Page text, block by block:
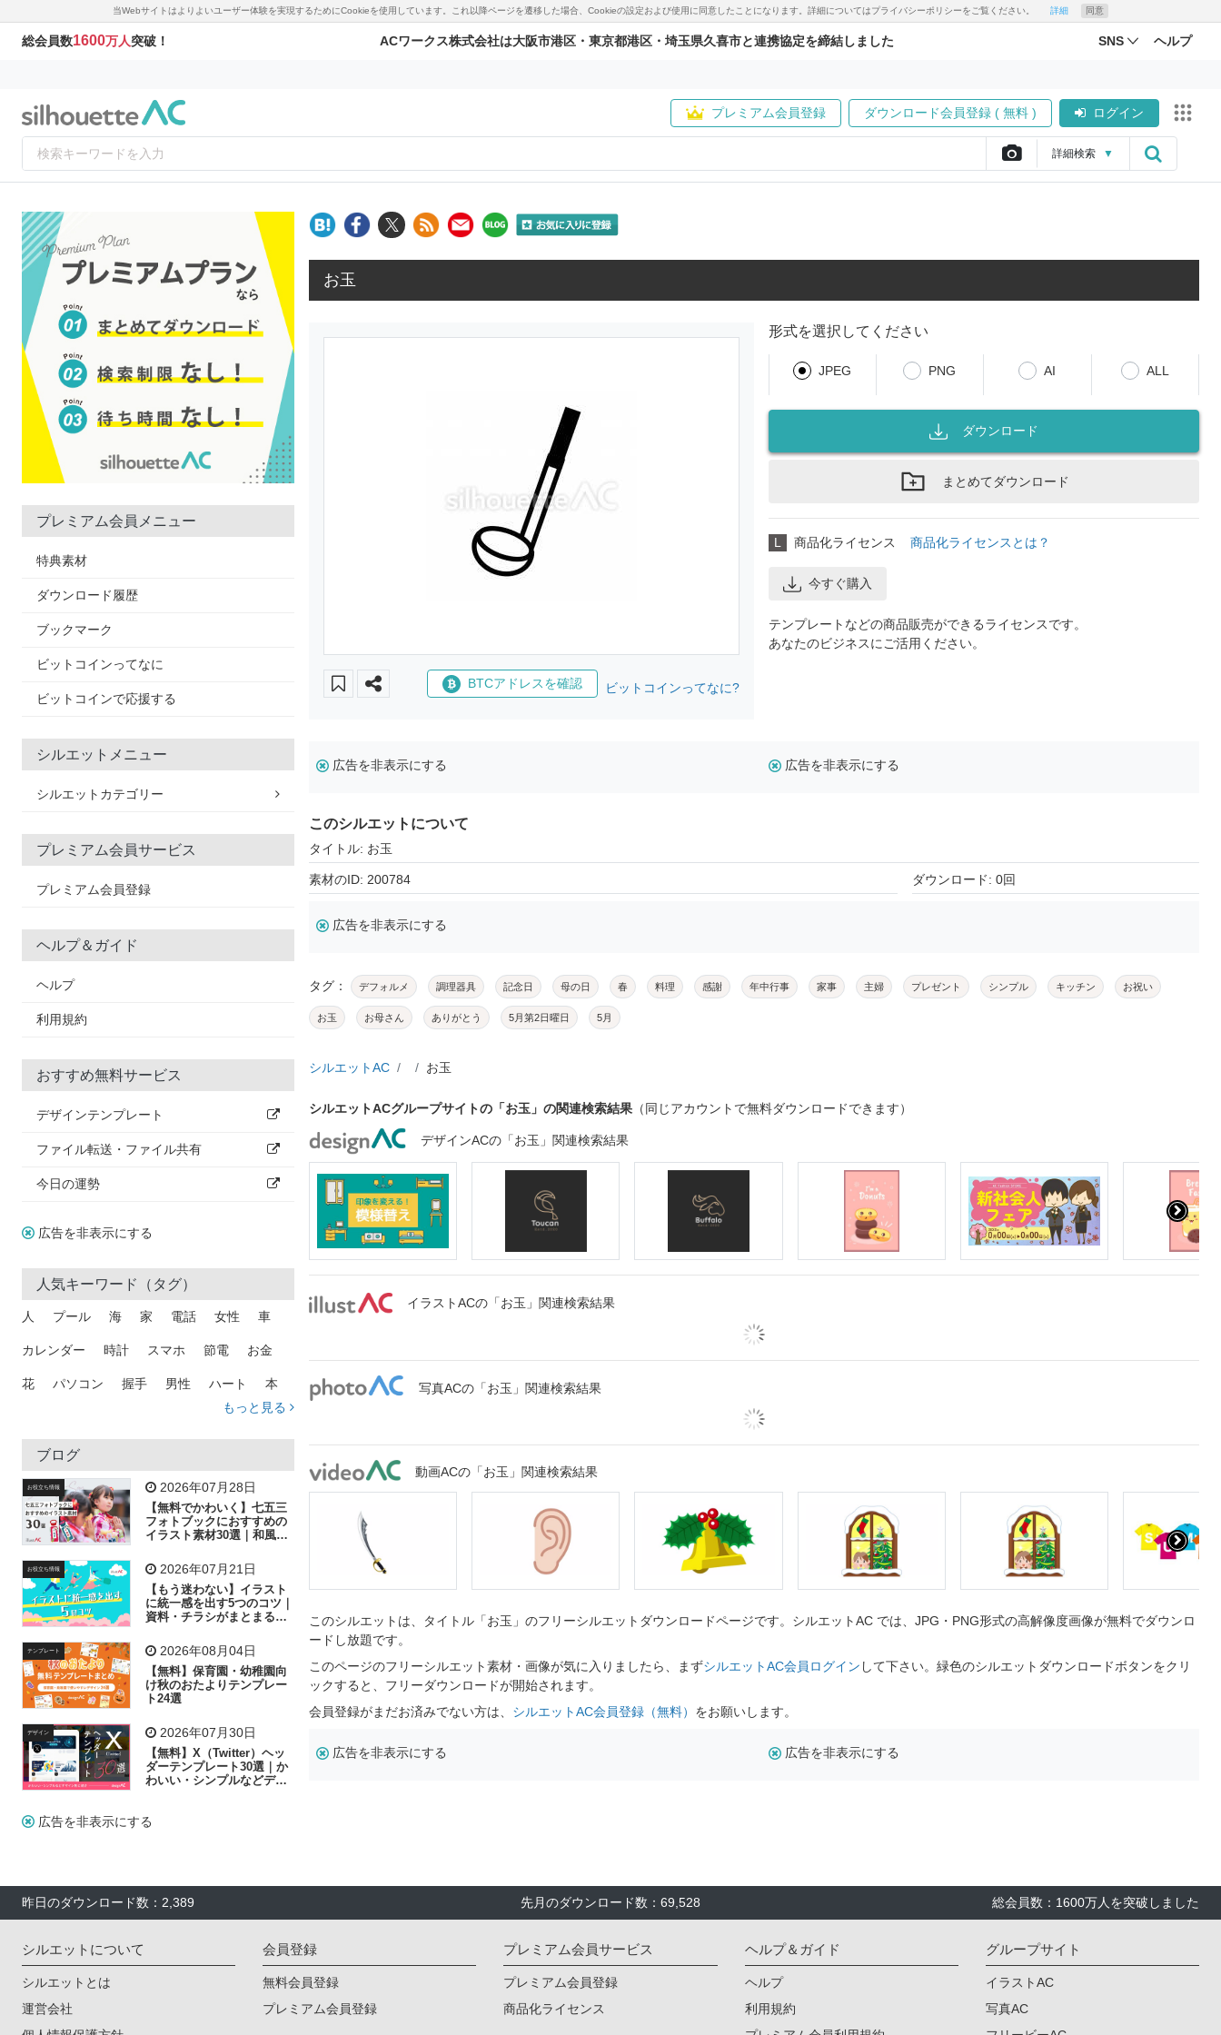
当Webサイトはよりよいユーザー体験を実現するためにCookieを使用しています。これ以降ページを遷移した場合、Cookieの設定および使用に同意したことになります。詳細についてはプライバシーポリシーをご覧ください。 詳細 同意
総会員数1600万人突破！ ACワークス株式会社は大阪市港区・東京都港区・埼玉県久喜市と連携協定を締結しました SNS ヘルプ
プレミアム会員登録 ダウンロード会員登録 ( 無料 ) ログイン
詳細検索 ▼
プレミアム会員メニュー
特典素材
ダウンロード履歴
ブックマーク
ビットコインってなに
ビットコインで応援する
シルエットメニュー
シルエットカテゴリー
プレミアム会員サービス
プレミアム会員登録
ヘルプ＆ガイド
ヘルプ
利用規約
おすすめ無料サービス
デザインテンプレート
ファイル転送・ファイル共有
今日の運勢
広告を非表示にする
人気キーワード（タグ）
人 プール 海 家 電話 女性 車
カレンダー 時計 スマホ 節電 お金
花 パソコン 握手 男性 ハート 本
トラック 木
吹き出し
飛行機 グラフ ビル 魚 家族 書類
歩く 工場 会社 太陽 キラキラ
子供 作業員 相談 ピクトグラム
もっと見る
ブログ
お役立ち情報 2026年07月28日
【無料でかわいく】七五三
フォトブックにおすすめの
イラスト素材30選｜和風の
お役立ち情報 2026年07月21日
【もう迷わない】イラスト
に統一感を出す5つのコツ｜
資料・チラシがまとまるフ
テンプレート 2026年08月04日
【無料】保育園・幼稚園向
け秋のおたよりテンプレー
ト24選
デザイン 2026年07月30日
【無料】X（Twitter）ヘッ
ダーテンプレート30選｜か
わいい・シンプルなどデザ
広告を非表示にする
お玉
BTCアドレスを確認 ビットコインってなに?
形式を選択してください
JPEG PNG AI ALL
ダウンロード
まとめてダウンロード
L 商品化ライセンス 商品化ライセンスとは？
今すぐ購入
テンプレートなどの商品販売ができるライセンスです。
あなたのビジネスにご活用ください。
広告を非表示にする 広告を非表示にする
このシルエットについて
タイトル: お玉
素材のID: 200784 ダウンロード: 0回
広告を非表示にする
タグ： デフォルメ 調理器具 記念日 母の日 春 料理 感謝 年中行事 家事 主婦 プレゼント シンプル キッチン お祝い
お玉 お母さん ありがとう 5月第2日曜日 5月
シルエットAC お玉
シルエットACグループサイトの「お玉」の関連検索結果 （同じアカウントで無料ダウンロードできます）
デザインACの「お玉」関連検索結果
イラストACの「お玉」関連検索結果
写真ACの「お玉」関連検索結果
動画ACの「お玉」関連検索結果
このシルエットは、タイトル「お玉」のフリーシルエットダウンロードページです。シルエットAC では、JPG・PNG形式の高解像度画像が無料でダウンロ
ードし放題です。
このページのフリーシルエット素材・画像が気に入りましたら、まずシルエットAC会員ログイン して下さい。緑色のシルエットダウンロードボタンをクリ
ックすると、フリーダウンロードが開始されます。
会員登録がまだお済みでない方は、 シルエットAC会員登録（無料） をお願いします。
広告を非表示にする 広告を非表示にする
昨日のダウンロード数：2,389 先月のダウンロード数：69,528 総会員数：1600万人を突破しました
シルエットについて
シルエットとは
運営会社
会員登録
無料会員登録
プレミアム会員登録
プレミアム会員サービス
プレミアム会員登録
商品化ライセンス
ヘルプ＆ガイド
ヘルプ
利用規約
グループサイト
イラストAC
写真AC